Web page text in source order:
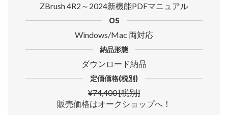
ZBrush 4R2～2024新機能PDFマニュアル
OS
Windows/Mac 両対応
納品形態
ダウンロード納品
定価価格(税別)
¥74,400 [税別]
販売価格はオークショップへ！